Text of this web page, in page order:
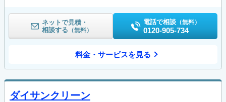
ネットで見積・
相談する （無料）
電話で相談 （無料）
0120-905-734
料金・サービスを見る
ダイサンクリーン